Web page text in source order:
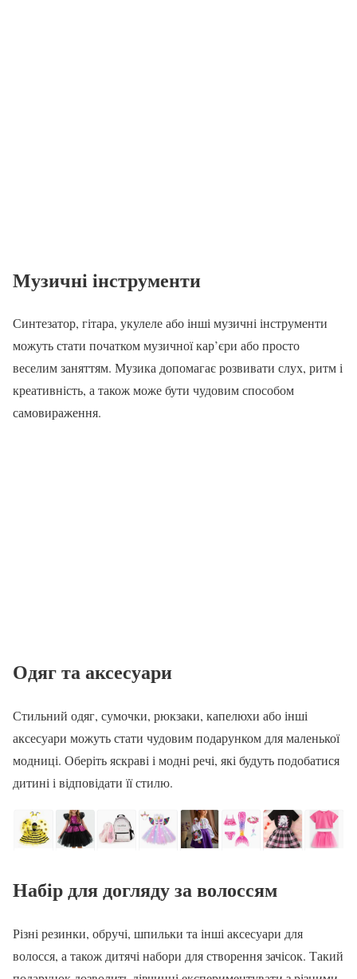
Музичні інструменти
Синтезатор, гітара, укулеле або інші музичні інструменти
можуть стати початком музичної кар’єри або просто
веселим заняттям. Музика допомагає розвивати слух, ритм і
креативність, а також може бути чудовим способом
самовираження.
Одягтааксесуари
Стильний одяг, сумочки, рюкзаки, капелюхи або інші
аксесуари можуть стати чудовим подарунком для маленької
модниці. Оберіть яскраві і модні речі, які будуть подобатися
дитині і відповідати її стилю.
Набір для догляду за волоссям
Різні резинки, обручі, шпильки та інші аксесуари для
волосся, а також дитячі набори для створення зачісок. Такий